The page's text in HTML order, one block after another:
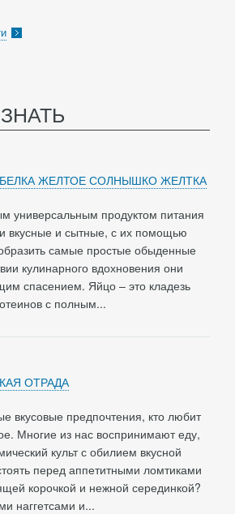
ЖЕЛТОЕ СОЛНЫШКО ЖЕЛТКА
универсальным продуктом питания
вкусные и сытные, с их помощью
самые простые обыденные
кулинарного вдохновения они
спасением. Яйцо – это кладезь
с полным...
ОТРАДА
вкусовые предпочтения, кто любит
Многие из нас воспринимают еду,
культ с обилием вкусной
перед аппетитными ломтиками
корочкой и нежной серединкой?
наггетсами и...